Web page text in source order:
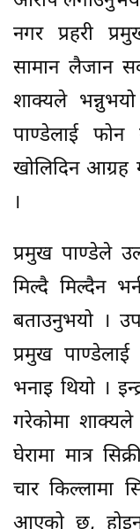
नगर प्रहरी
सामान लैजान
शाक्यले
पाण्डेलाई
खोलिदिन आग्रह
।
प्रमुख पाण्डेले
मिल्दै मिल्दैन
बताउनुभयो ।
प्रमुख पाण्डेलाई
भनाइ थियो ।
गरेकोमा
घेरामा मात्र
चार किल्लामा